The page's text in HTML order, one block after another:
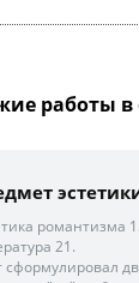
работы в
романтизма
21.
сформулировал